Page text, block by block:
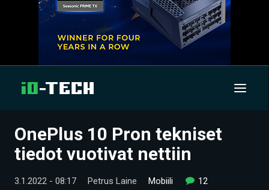
UUTISET
OnePlus 10 Pron tekniset
tiedot vuotivat nettiin
3.1.2022 - 08:17 Petrus Laine Mobiili 12